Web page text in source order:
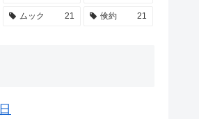
ムック 21 倹約 21